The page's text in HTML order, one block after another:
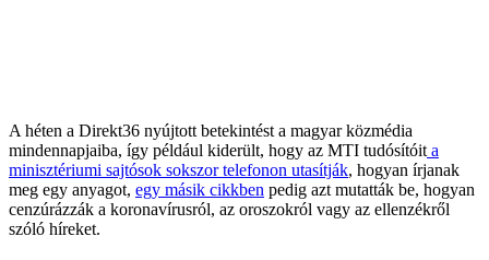
A héten a Direkt36 nyújtott betekintést a magyar közmédia
mindennapjaiba, így például kiderült, hogy az MTI tudósítóit a
minisztériumi sajtósok sokszor telefonon utasítják, hogyan írjanak
meg egy anyagot, egy másik cikkben pedig azt mutatták be, hogyan
cenzúrázzák a koronavírusról, az oroszokról vagy az ellenzékről
szóló híreket.